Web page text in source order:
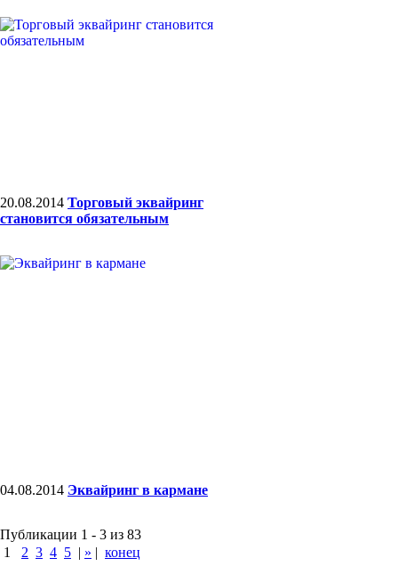
20.08.2014 Торговый эквайринг
становится обязательным
04.08.2014 Эквайринг в кармане
Публикации 1 - 3 из 83
1
2 3 4 5 | » | конец